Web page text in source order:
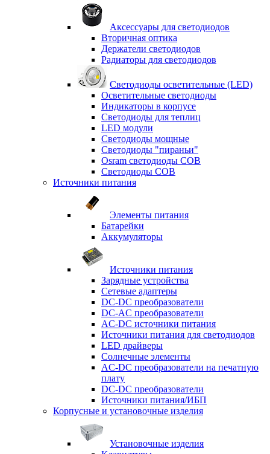
Аксессуары для светодиодов
Вторичная оптика
Держатели светодиодов
Радиаторы для светодиодов
Светодиоды осветительные (LED)
Осветительные светодиоды
Индикаторы в корпусе
Светодиоды для теплиц
LED модули
Светодиоды мощные
Светодиоды "пираньи"
Osram светодиоды COB
Светодиоды COB
Источники питания
Элементы питания
Батарейки
Аккумуляторы
Источники питания
Зарядные устройства
Сетевые адаптеры
DC-DC преобразователи
DC-AC преобразователи
AC-DC источники питания
Источники питания для светодиодов
LED драйверы
Солнечные элементы
AC-DC преобразователи на печатную
плату
DC-DC преобразователи
Источники питания/ИБП
Корпусные и установочные изделия
Установочные изделия